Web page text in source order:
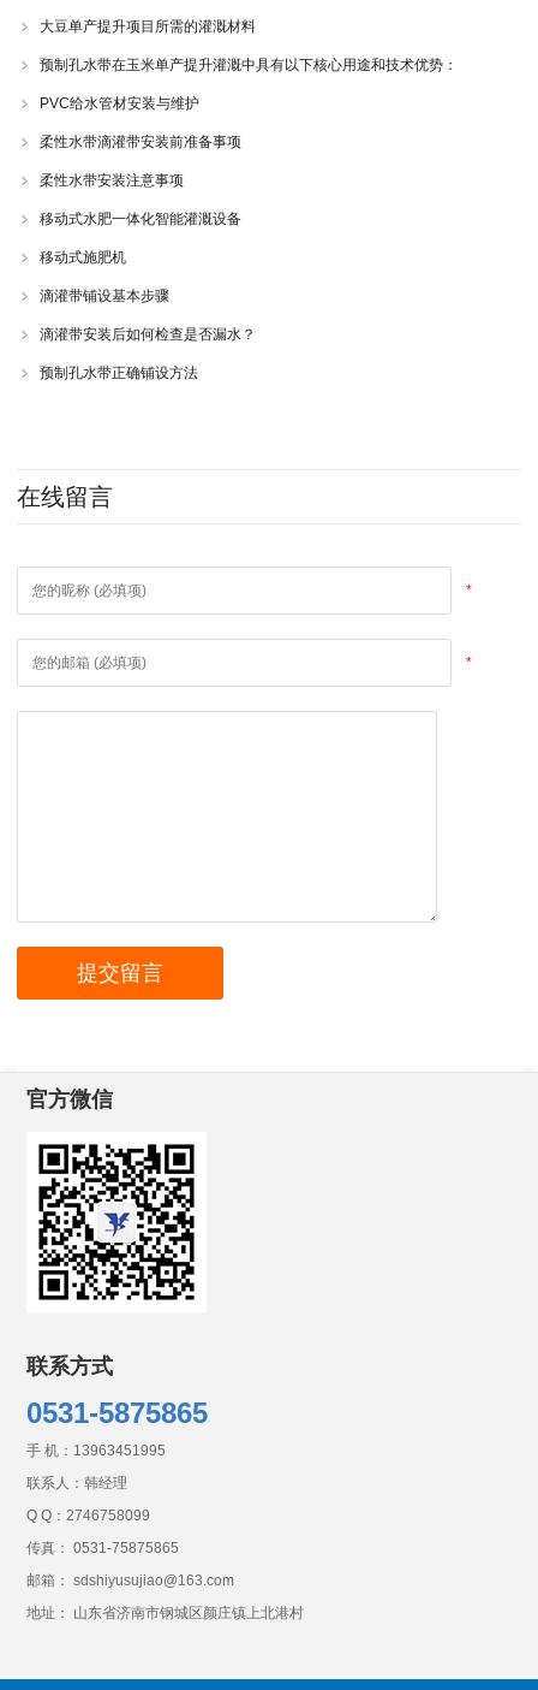
大豆单产提升项目所需的灌溉材料
预制孔水带在玉米单产提升灌溉中具有以下核心用途和技术优势：
PVC给水管材安装与维护
柔性水带滴灌带安装前准备事项
柔性水带安装注意事项
移动式水肥一体化智能灌溉设备
移动式施肥机
滴灌带铺设基本步骤
滴灌带安装后如何检查是否漏水？
预制孔水带正确铺设方法
在线留言
*
*
官方微信
联系方式
0531-5875865
手 机： 13963451995
联系人：韩经理
Q Q： 2746758099
传真： 0531-75875865
邮箱： sdshiyusujiao@163.com
地址： 山东省济南市钢城区颜庄镇上北港村